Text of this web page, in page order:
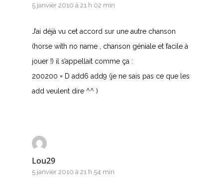
5 janvier 2010 à 21 h 02 min
J’ai déjà vu cet accord sur une autre chanson
(horse with no name , chanson géniale et facile à
jouer !) il s’appellait comme ça :
200200 = D add6 add9 (je ne sais pas ce que les
add veulent dire ^^ )
Lou29
5 janvier 2010 à 21 h 54 min